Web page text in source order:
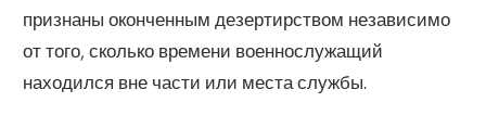
признаны оконченным дезертирством независимо
от того, сколько времени военнослужащий
находился вне части или места службы.